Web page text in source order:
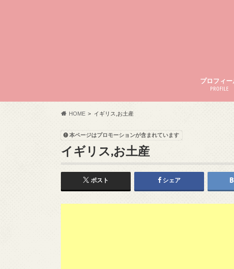
プロフィー
PROFILE
HOME イギリス,お土産
本ページはプロモーションが含まれています
イギリス,お土産
ポスト シェア